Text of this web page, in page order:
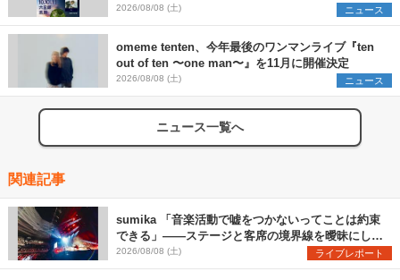
SCOOBIE DO、かりゆし58、Reiを発表
2026/08/08 (土) ニュース
omeme tenten、今年最後のワンマンライブ『ten
out of ten 〜one man〜』を11月に開催決定
2026/08/08 (土) ニュース
ニュース一覧へ
関連記事
sumika 「音楽活動で嘘をつかないってことは約束
できる」――ステージと客席の境界線を曖昧にし
た、ツアーファイナル武道館公演レポート
2026/08/08 (土) ライブレポート